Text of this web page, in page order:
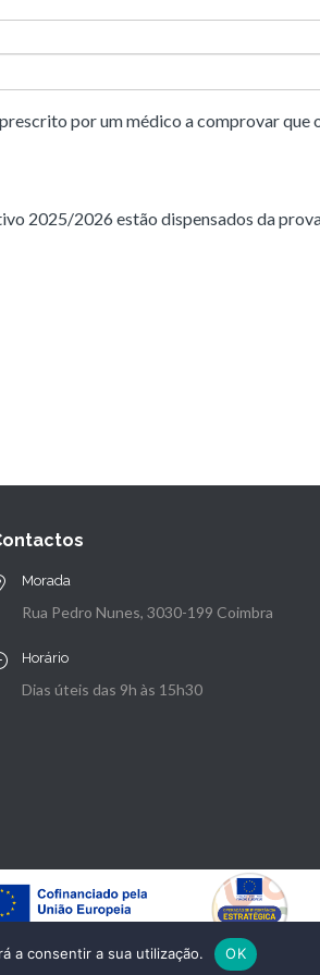
por um médico a comprovar que
2025/2026 estão dispensados da
Morada
Rua Pedro Nunes, 3030-199 Coimbra
Horário
Dias úteis das 9h às 15h30
a consentir a sua utilização. OK